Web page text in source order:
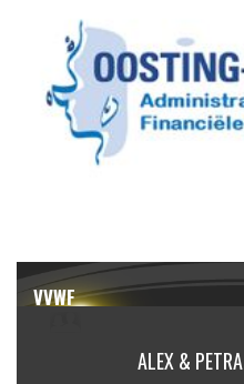
VVWF
ALEX & PETRA